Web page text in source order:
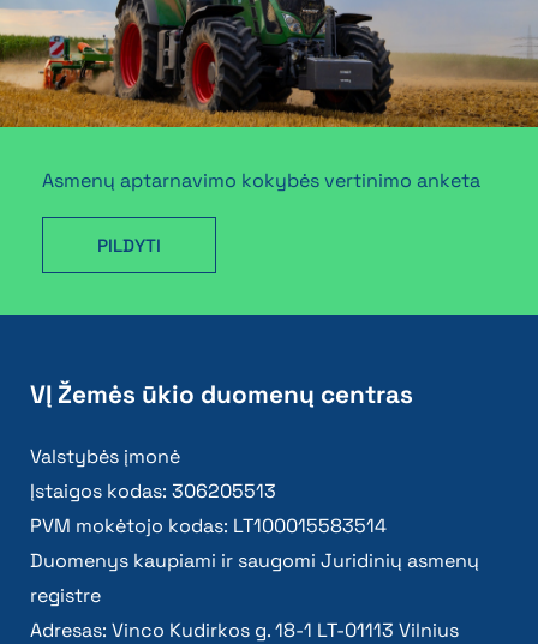
Asmenų aptarnavimo kokybės vertinimo anketa
PILDYTI
VĮ Žemės ūkio duomenų centras
Valstybės įmonė
Įstaigos kodas: 306205513
PVM mokėtojo kodas: LT100015583514
Duomenys kaupiami ir saugomi Juridinių asmenų
registre
Adresas: Vinco Kudirkos g. 18-1 LT-01113 Vilnius